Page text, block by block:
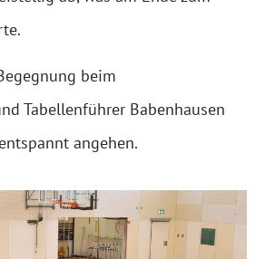
beim
Tabellenführer Babenhausen
angehen.